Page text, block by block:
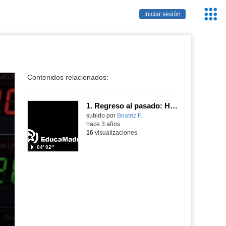
Iniciar sesión
Contenidos relacionados:
1. Regreso al pasado: Hádico
Contenido educativo.
subido por Beatriz F.
04′ 02″
hace 3 años
16visualizaciones